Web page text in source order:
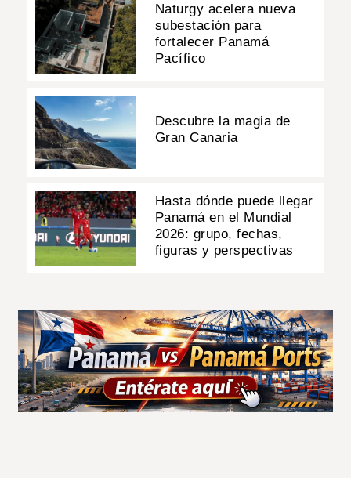
Naturgy acelera nueva
subestación para
fortalecer Panamá
Pacífico
Descubre la magia de
Gran Canaria
Hasta dónde puede llegar
Panamá en el Mundial
2026: grupo, fechas,
figuras y perspectivas